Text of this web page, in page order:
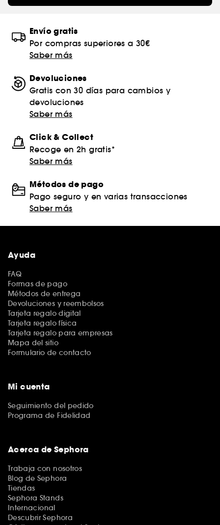
Envío gratis
Por compras superiores a 30€
Saber más
Devoluciones
Gratis con 30 días para cambios y
devoluciones
Saber más
Click & Collect
Recoge en 2h gratis*
Saber más
Métodos de pago
Pago seguro y en varias transacciones
Saber más
Ayuda
FAQ
Formas de pago
Métodos de entrega
Devoluciones y reembolsos
Tarjeta regalo digital
Tarjeta regalo física
Tarjeta regalo para empresas
Mapa del sitio
Formulario de contacto
Mi cuenta
Seguimiento del pedido
Programa de Fidelidad
Acerca de Sephora
Trabaja con nosotros
Blog de Sephora
Tiendas
Sephora Stands
Internacional
Descubrir Sephora